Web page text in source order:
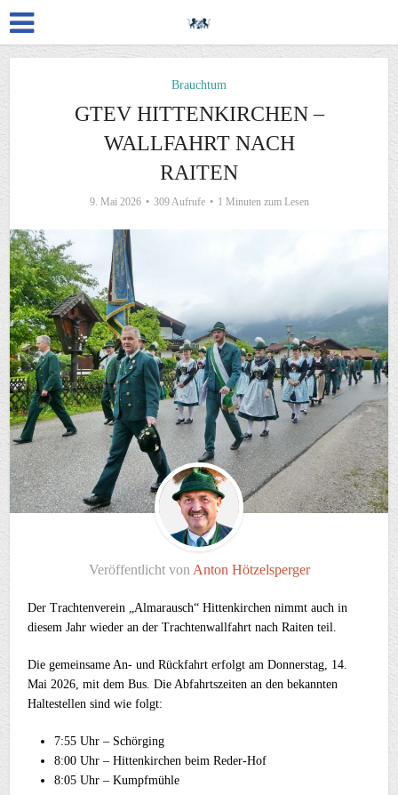
Brauchtum
GTEV HITTENKIRCHEN –
WALLFAHRT NACH
RAITEN
9. Mai 2026 309 Aufrufe 1 Minuten zum Lesen
Veröffentlicht von Anton Hötzelsperger
Der Trachtenverein „Almarausch“ Hittenkirchen nimmt auch in
diesem Jahr wieder an der Trachtenwallfahrt nach Raiten teil.
Die gemeinsame An- und Rückfahrt erfolgt am Donnerstag, 14.
Mai 2026, mit dem Bus. Die Abfahrtszeiten an den bekannten
Haltestellen sind wie folgt:
7:55 Uhr – Schörging
8:00 Uhr – Hittenkirchen beim Reder-Hof
8:05 Uhr – Kumpfmühle